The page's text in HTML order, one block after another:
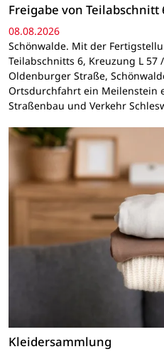
Freigabe von Teilabschnitt
08.08.2026
Schönwalde. Mit der
Teilabschnitts 6, Kreuzung L 57
Oldenburger Straße,
Ortsdurchfahrt ein Meilenstein
Straßenbau und Verkehr
Kleidersammlung